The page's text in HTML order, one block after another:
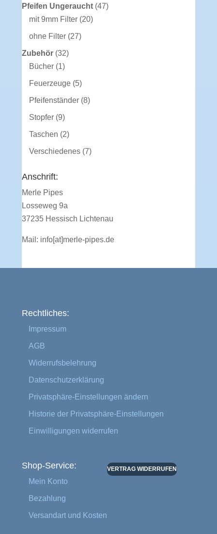
Produkte
Pfeifen Ungeraucht 4747
mit 9mm Filter 2020
ohne Filter 2727
Zubehör 3232
Bücher 11
Produkt
Feuerzeuge 55
Produkte
Pfeifenständer 88
Stopfer 99
Produkte
Taschen 22
Produkte
Verschiedenes 77
Anschrift:
Merle Pipes
Losseweg 9a
37235 Hessisch Lichtenau
Mail: info[at]merle-pipes.de
Rechtliches:
Impressum
AGB
Widerrufsbelehrung
Datenschutzerklärung
Privatsphäre-Einstellungen ändern
Historie der Privatsphäre-Einstellungen
Einwilligungen widerrufen
Shop-Service:
Mein Konto
Bezahlung
Versandart und Kosten
VERTRAG WIDERRUFEN